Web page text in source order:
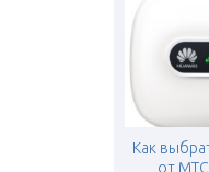
Как
от МТС